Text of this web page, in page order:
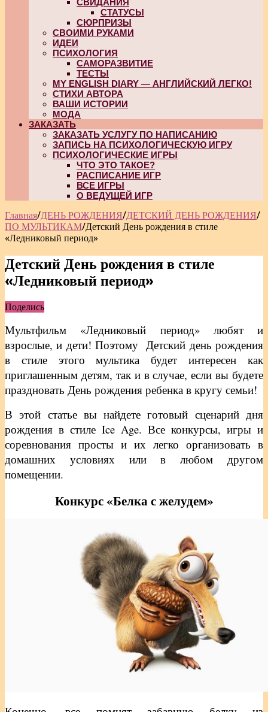
СВИДАНИЯ
СТАТУСЫ
СЮРПРИЗЫ
СВОИМИ РУКАМИ
ИДЕИ
ПСИХОЛОГИЯ
САМОРАЗВИТИЕ
ТЕСТЫ
MY ENGLISH DIARY — АНГЛИЙСКИЙ ЛЕГКО!
СТИХИ АВТОРА
ВАШИ ИСТОРИИ
МОДА
ЗАКАЗАТЬ
ЗАКАЗАТЬ УСЛУГУ ПО НАПИСАНИЮ
ЗАПИСЬ НА ПСИХОЛОГИЧЕСКУЮ ИГРУ
ПСИХОЛОГИЧЕСКИЕ ИГРЫ
ЧТО ЭТО ТАКОЕ?
РАСПИСАНИЕ ИГР
ВСЕ ИГРЫ
О ВЕДУЩЕЙ ИГР
Главная/ДЕНЬ РОЖДЕНИЯ/ДЕТСКИЙ ДЕНЬ РОЖДЕНИЯ/
ПО МУЛЬТИКАМ/Детский День рождения в стиле
«Ледниковый период»
Детский День рождения в стиле
«Ледниковый период»
Поделись
Мультфильм «Ледниковый период» любят и
взрослые, и дети! Поэтому Детский день рождения
в стиле этого мультика будет интересен как
приглашенным детям, так и в случае, если вы будете
праздновать День рождения ребенка в кругу семьи!
В этой статье вы найдете готовый сценарий дня
рождения в стиле Ice Age. Все конкурсы, игры и
соревнования просты и их легко организовать в
домашних условиях или в любом другом
помещении.
Конкурс «Белка с желудем»